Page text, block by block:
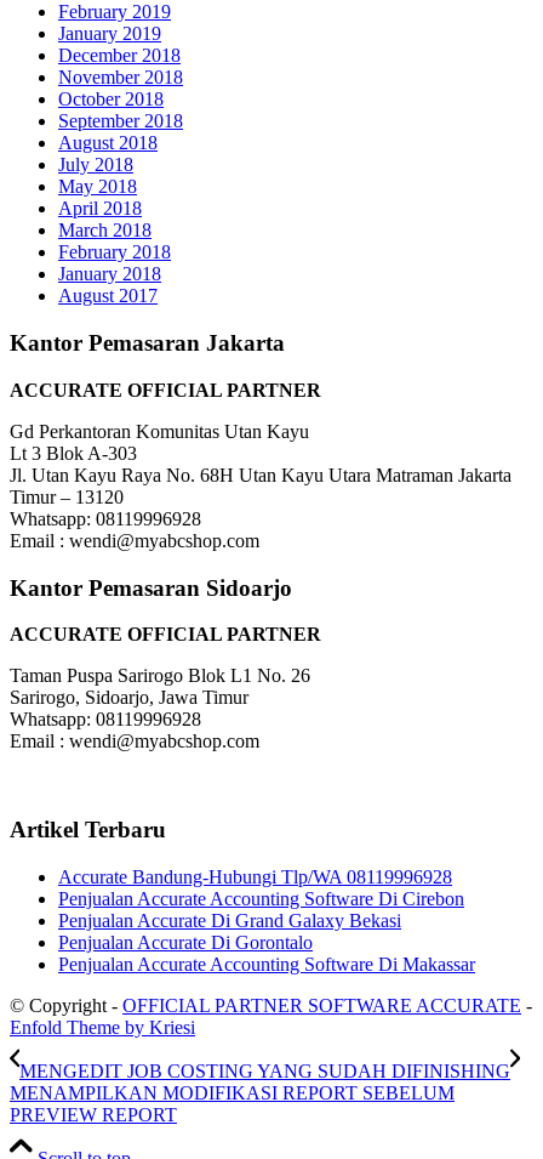
February 2019
January 2019
December 2018
November 2018
October 2018
September 2018
August 2018
July 2018
May 2018
April 2018
March 2018
February 2018
January 2018
August 2017
Kantor Pemasaran Jakarta
ACCURATE OFFICIAL PARTNER
Gd Perkantoran Komunitas Utan Kayu
Lt 3 Blok A-303
Jl. Utan Kayu Raya No. 68H Utan Kayu Utara Matraman Jakarta
Timur – 13120
Whatsapp: 08119996928
Email : wendi@myabcshop.com
Kantor Pemasaran Sidoarjo
ACCURATE OFFICIAL PARTNER
Taman Puspa Sarirogo Blok L1 No. 26
Sarirogo, Sidoarjo, Jawa Timur
Whatsapp: 08119996928
Email : wendi@myabcshop.com
Artikel Terbaru
Accurate Bandung-Hubungi Tlp/WA 08119996928
Penjualan Accurate Accounting Software Di Cirebon
Penjualan Accurate Di Grand Galaxy Bekasi
Penjualan Accurate Di Gorontalo
Penjualan Accurate Accounting Software Di Makassar
© Copyright - OFFICIAL PARTNER SOFTWARE ACCURATE -
Enfold Theme by Kriesi
MENGEDIT JOB COSTING YANG SUDAH DIFINISHING
MENAMPILKAN MODIFIKASI REPORT SEBELUM
PREVIEW REPORT